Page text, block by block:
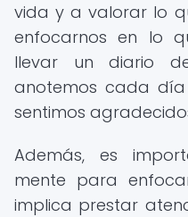
vida y a valorar lo
enfocarnos en lo
llevar un diario
anotemos cada
sentimos
Además, es
mente para
implica prestar